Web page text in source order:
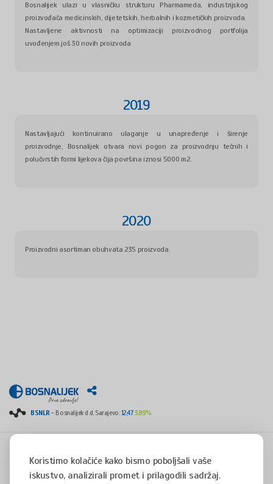
Koristimo kolačiće kako bismo poboljšali vaše
iskustvo, analizirali promet i prilagodili sadržaj.
Bosnalijek ulazi u vlasničku strukturu Pharmameda, industrijskog
proizvođača medicinskih, dijetetskih, herbalnih i kozmetičkih proizvoda.
Nastavljene aktivnosti na optimizaciji proizvodnog portfolija
uvođenjem još 30 novih proizvoda
2019
Nastavljajući kontinuirano ulaganje u unapređenje i širenje
proizvodnje, Bosnalijek otvara novi pogon za proizvodnju tečnih i
polučvrstih formi lijekova čija površina iznosi 5000 m2.
2020
Proizvodni asortiman obuhvata 235 proizvoda.
BSNLR- Bosnalijek d.d. Sarajevo:12,473,89%
Copyright © 2008 - 2017 - All rights reserved - Jukićeva 53, 71000 Sarajevo, Bosnia and